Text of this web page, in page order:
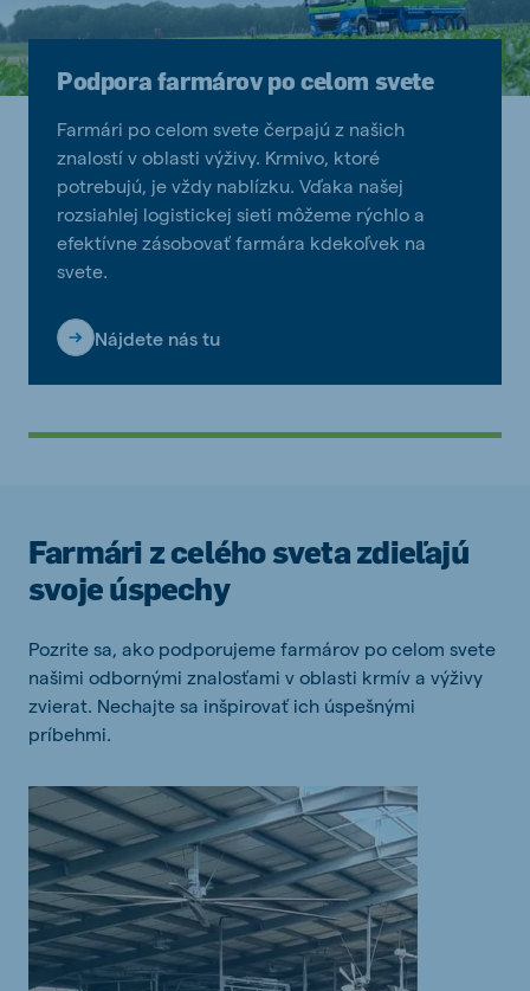
Podpora farmárov po celom svete
Farmári po celom svete čerpajú z našich
znalostí v oblasti výživy. Krmivo, ktoré
potrebujú, je vždy nablízku. Vďaka našej
rozsiahlej logistickej sieti môžeme rýchlo a
efektívne zásobovať farmára kdekoľvek na
svete.
Nájdete nás tu
Farmári z celého sveta zdieľajú
svoje úspechy
Pozrite sa, ako podporujeme farmárov po celom svete
našimi odbornými znalosťami v oblasti krmív a výživy
zvierat. Nechajte sa inšpirovať ich úspešnými
príbehmi.